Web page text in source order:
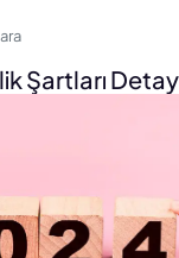
Şartları